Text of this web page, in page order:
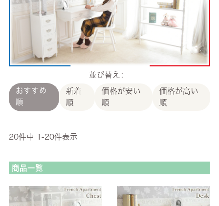
並び替え
おすすめ
順
新着
順
価格が安い
順
価格が高い
順
20件中 1 -20件表示
商品一覧